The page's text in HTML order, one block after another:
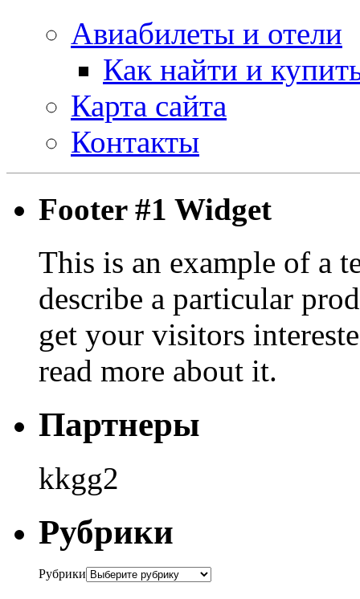
Авиабилеты и отели
Как найти и
Карта сайта
Контакты
Footer #1 Widget
This is an example of a
describe a particular
get your visitors
read more about it.
Партнеры
kkgg2
Рубрики
Рубрики